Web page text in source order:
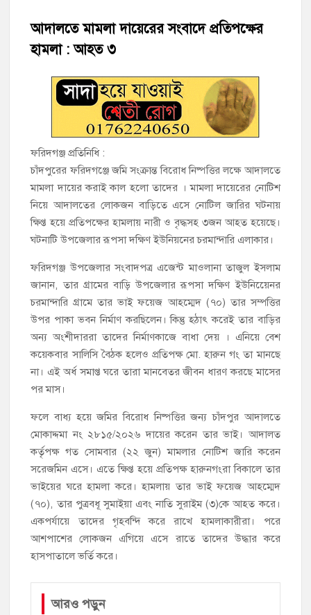
হাজীগঞ্জে অস্বাস্থ্যকর পরিবেশে খাবার প্রস্তুত: ২ হোটেলকে ৪৫ হাজার
হাজীগঞ্জে ৬ বছরের শিশুকে ধর্ষণের অভিযোগে কেয়ারটেকার আটক
হাজীগঞ্জের রাজারগাঁও উবিতে জুলাই গণঅভ্যুত্থান দিবস পালন
হাজীগঞ্জ সরকারি মডেল পাইলট হাই স্কুল অ্যান্ড কলেজে ‘জুলাই
গণঅভ্যুত্থান দিবস’ পালিত
‘জনগণের ভোটে নির্বাচিত হয়ে ফরিদগঞ্জের উন্নয়নে কাজ করছি’ :
আলহাজ্ব এমএ হান্নান এমপি
নৌ পুলিশ ফাঁড়ির নাকের ডগায় কারেন্ট জালের দাপট, মতলবে প্রকাশ্যে
নিষিদ্ধ জাল মেরামত ও মাছ শিকার
আদালতে মামলা দায়েরের সংবাদে প্রতিপক্ষের
হামলা : আহত ৩
ফরিদগঞ্জ প্রতিনিধি :
চাঁদপুরের ফরিদগঞ্জে জমি সংক্রান্ত বিরোধ নিষ্পত্তির লক্ষে আদালতে
মামলা দায়ের করাই কাল হলো তাদের । মামলা দায়েরের নোটিশ
নিয়ে আদালতের লোকজন বাড়িতে এসে নোটিল জারির ঘটনায়
ক্ষিপ্ত হয়ে প্রতিপক্ষের হামলায় নারী ও বৃদ্ধসহ ৩জন আহত হয়েছে।
ঘটনাটি উপজেলার রূপসা দক্ষিণ ইউনিয়নের চরমান্দারি এলাকার।
ফরিদগঞ্জ উপজেলার সংবাদপত্র এজেন্ট মাওলানা তাজুল ইসলাম
জানান, তার গ্রামের বাড়ি উপজেলার রূপসা দক্ষিণ ইউনিয়েেনর
চরমান্দারি গ্রামে তার ভাই ফয়েজ আহম্মেদ (৭০) তার সম্পত্তির
উপর পাকা ভবন নির্মাণ করছিলেন। কিন্তু হঠাৎ করেই তার বাড়ির
অন্য অংশীদাররা তাদের নির্মাণকাজে বাধা দেয় । এনিয়ে বেশ
কয়েকবার সালিসি বৈঠক হলেও প্রতিপক্ষ মো. হারুন গং তা মানছে
না। এই অর্ধ সমাপ্ত ঘরে তারা মানবেতর জীবন ধারণ করছে মাসের
পর মাস।
ফলে বাধ্য হয়ে জমির বিরোধ নিষ্পত্তির জন্য চাঁদপুর আদালতে
মোকাদ্দমা নং ২৮১৫/২০২৬ দায়ের করেন তার ভাই। আদালত
কর্তৃপক্ষ গত সোমবার (২২ জুন) মামলার নোটিশ জারি করেন
সরেজমিন এসে। এতে ক্ষিপ্ত হয়ে প্রতিপক্ষ হারুনগংরা বিকালে তার
ভাইয়ের ঘরে হামলা করে। হামলায় তার ভাই ফয়েজ আহম্মেদ
(৭০), তার পুত্রবধূ সুমাইয়া এবং নাতি সুরাইম (৩)কে আহত করে।
একপর্যায়ে তাদের গৃহবন্দি করে রাখে হামলাকারীরা। পরে
আশপাশের লোকজন এগিয়ে এসে রাতে তাদের উদ্ধার করে
হাসপাতালে ভর্তি করে।
আরও পড়ুন